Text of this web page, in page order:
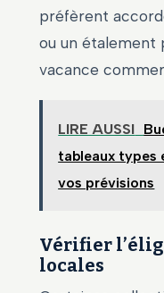
préfèrent
ou un étalement
vacance
LIRE AUSSI
tableaux types
vos prévisions
Vérifier
locales